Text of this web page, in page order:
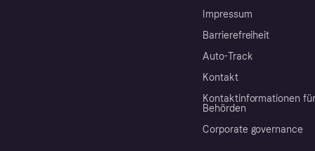
Impressum
Barrierefreiheit
Auto-Track
Kontakt
Kontaktinformationen für
Behörden
Corporate governance